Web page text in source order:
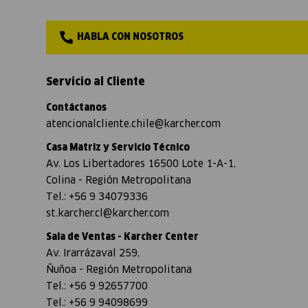
HABLA CON NOSOTROS
Servicio al Cliente
Contáctanos
atencionalcliente.chile@karcher.com
Casa Matriz y Servicio Técnico
Av. Los Libertadores 16500 Lote 1-A-1,
Colina - Región Metropolitana
Tel.: +56 9 34079336
st.karcher.cl@karcher.com
Sala de Ventas - Karcher Center
Av. Irarrázaval 259,
Ñuñoa - Región Metropolitana
Tel.: +56 9 92657700
Tel.: +56 9 94098699